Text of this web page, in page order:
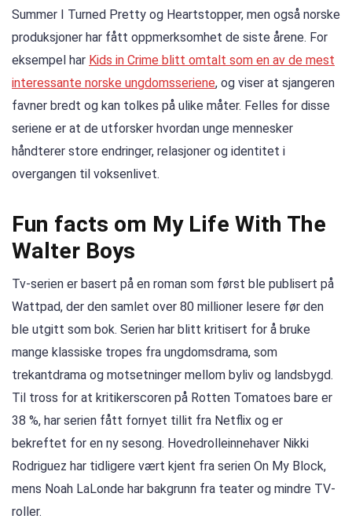
Summer I Turned Pretty og Heartstopper, men også norske
produksjoner har fått oppmerksomhet de siste årene. For
eksempel har Kids in Crime blitt omtalt som en av de mest
interessante norske ungdomsseriene, og viser at sjangeren
favner bredt og kan tolkes på ulike måter. Felles for disse
seriene er at de utforsker hvordan unge mennesker
håndterer store endringer, relasjoner og identitet i
overgangen til voksenlivet.
Fun facts om My Life With The
Walter Boys
Tv-serien er basert på en roman som først ble publisert på
Wattpad, der den samlet over 80 millioner lesere før den
ble utgitt som bok. Serien har blitt kritisert for å bruke
mange klassiske tropes fra ungdomsdrama, som
trekantdrama og motsetninger mellom byliv og landsbygd.
Til tross for at kritikerscoren på Rotten Tomatoes bare er
38 %, har serien fått fornyet tillit fra Netflix og er
bekreftet for en ny sesong. Hovedrolleinnehaver Nikki
Rodriguez har tidligere vært kjent fra serien On My Block,
mens Noah LaLonde har bakgrunn fra teater og mindre TV-
roller.